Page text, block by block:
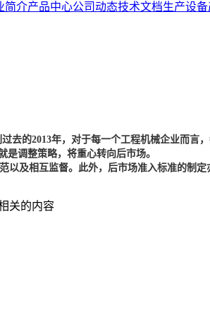
简介产品中心公司动态技术文档生产设备
去的2013年，对于每一个工程机械企业而言
调整策略，将重心转向后市场。
及相互监督。此外，后市场准入标准的制
关的内容